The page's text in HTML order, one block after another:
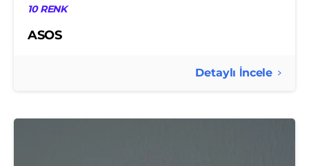
10 RENK
ASOS
Detaylı İncele